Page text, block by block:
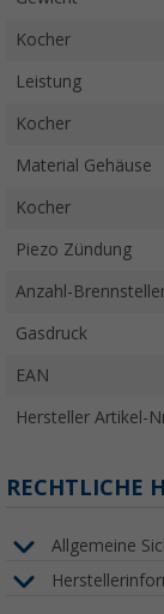
Kocher
Leistung
Kocher
Material Gehäuse
Kocher
Piezo Zündung
Anzahl-
Gasdruck
EAN
Hersteller Artikel-
RECHTLICHE
Allgemeine